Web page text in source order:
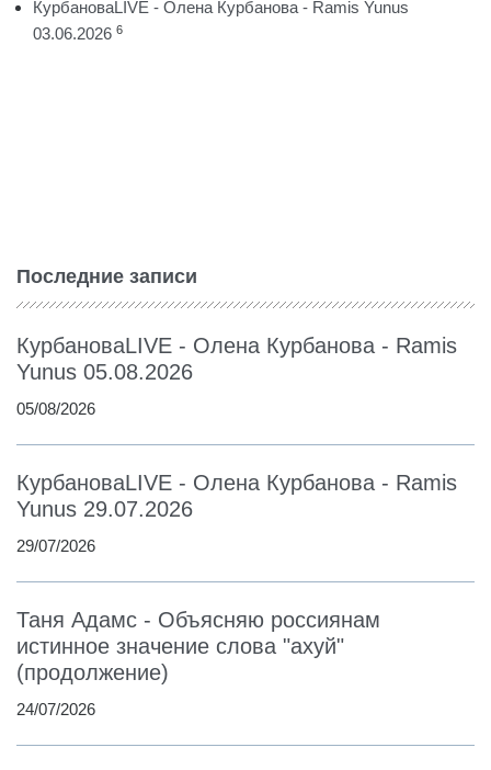
КурбановаLIVE - Олена Курбанова - Ramis Yunus
03.06.2026 6
Последние записи
КурбановаLIVE - Олена Курбанова - Ramis
Yunus 05.08.2026
05/08/2026
КурбановаLIVE - Олена Курбанова - Ramis
Yunus 29.07.2026
29/07/2026
Таня Адамс - Объясняю россиянам
истинное значение слова "ахуй"
(продолжение)
24/07/2026